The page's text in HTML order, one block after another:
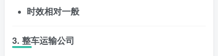
时效相对一般
3. 整车运输公司